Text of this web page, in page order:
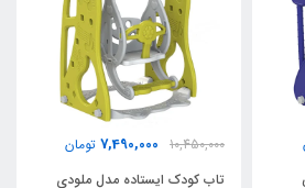
10,450,000
7,490,000 تومان
تاب کودک ایستاده مدل ملودی